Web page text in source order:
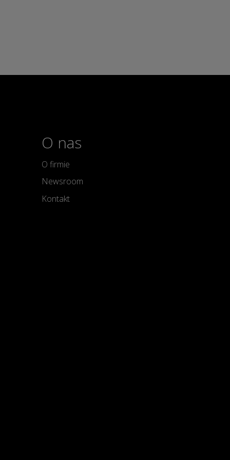
O nas
O firmie
Newsroom
Kontakt